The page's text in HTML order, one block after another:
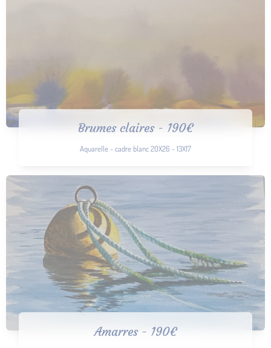
Brumes claires - 190€
Aquarelle - cadre blanc 20X26 - 13X17
Amarres - 190€